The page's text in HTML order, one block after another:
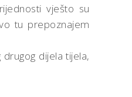
vješto su
tu prepoznajem
dijela tijela,